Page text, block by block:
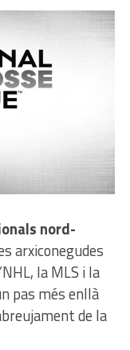
nord-
arxiconegudes
la MLS i la
pas més enllà
de la